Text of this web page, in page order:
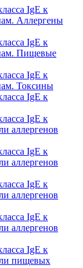
IgE к
Аллергены
IgE к
Пищевые
IgE к
Токсины
IgE к
IgE к
аллергенов
IgE к
аллергенов
IgE к
аллергенов
IgE к
аллергенов
IgE к
пищевых